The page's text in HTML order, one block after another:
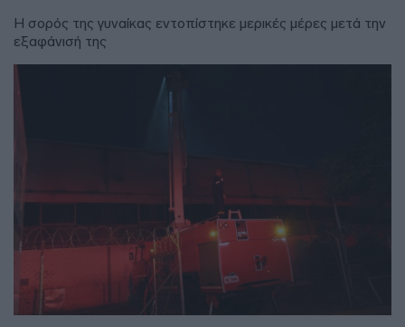
Η σορός της γυναίκας εντοπίστηκε μερικές μέρες μετά την
εξαφάνισή της